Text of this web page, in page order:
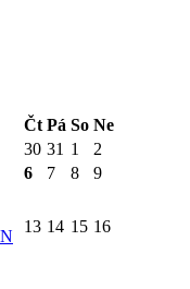
Čt Pá So Ne
30 31 1
2
6 7 8 9
13 14 15 16